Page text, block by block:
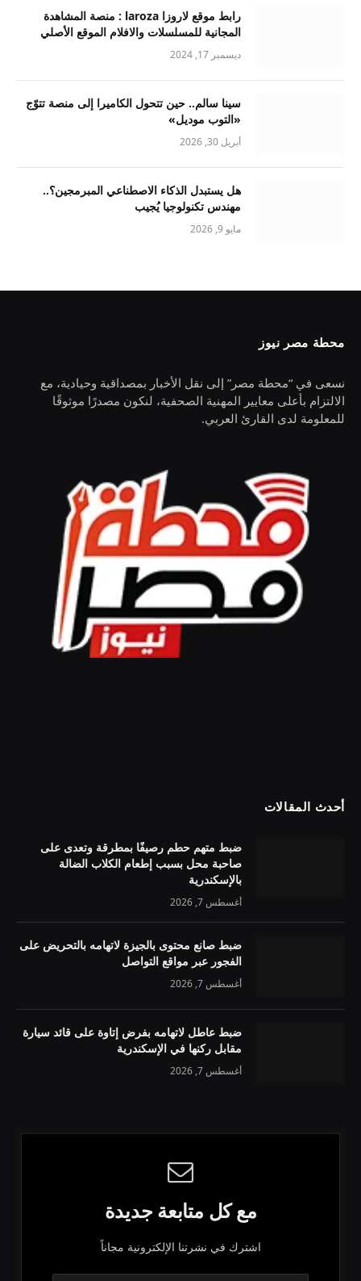
رابط موقع لاروزا laroza : منصة المشاهدة
المجانية للمسلسلات والافلام الموقع الأصلي
ديسمبر 17, 2024
سينا سالم.. حين تتحول الكاميرا إلى منصة تتوّج
«التوب موديل»
أبريل 30, 2026
هل يستبدل الذكاء الاصطناعي المبرمجين؟..
مهندس تكنولوجيا يُجيب
مايو 9, 2026
محطة مصر نيوز
نسعى في “محطة مصر” إلى نقل الأخبار بمصداقية وحيادية، مع
الالتزام بأعلى معايير المهنية الصحفية، لنكون مصدرًا موثوقًا
للمعلومة لدى القارئ العربي.
أحدث المقالات
ضبط متهم حطم رصيفًا بمطرقة وتعدى على
صاحبة محل بسبب إطعام الكلاب الضالة
بالإسكندرية
أغسطس 7, 2026
ضبط صانع محتوى بالجيزة لاتهامه بالتحريض على
الفجور عبر مواقع التواصل
أغسطس 7, 2026
ضبط عاطل لاتهامه بفرض إتاوة على قائد سيارة
مقابل ركنها في الإسكندرية
أغسطس 7, 2026
مع كل متابعة جديدة
اشترك في نشرتنا الإلكترونية مجاناً